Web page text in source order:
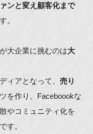
ンと変え顧客化まで
。
大企業に挑むのは大
ィアとなって、売り
を作り、Faceboookな
やコミュニティ化を
す。